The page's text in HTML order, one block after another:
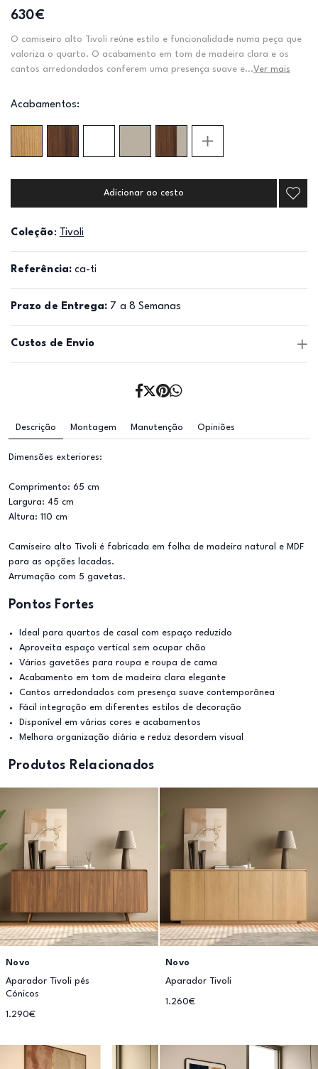
630€
O camiseiro alto Tivoli reúne estilo e funcionalidade numa peça que
valoriza o quarto. O acabamento em tom de madeira clara e os
cantos arredondados conferem uma presença suave e...Ver mais
Acabamentos:
Adicionar ao cesto
Coleção: Tivoli
Referência: ca-ti
Prazo de Entrega: 7 a 8 Semanas
Custos de Envio
Descrição Montagem Manutenção Opiniões
Dimensões exteriores:
Comprimento: 65 cm
Largura: 45 cm
Altura: 110 cm
Camiseiro alto Tivoli é fabricada em folha de madeira natural e MDF
para as opções lacadas.
Arrumação com 5 gavetas.
Pontos Fortes
Ideal para quartos de casal com espaço reduzido
Aproveita espaço vertical sem ocupar chão
Vários gavetões para roupa e roupa de cama
Acabamento em tom de madeira clara elegante
Cantos arredondados com presença suave contemporânea
Fácil integração em diferentes estilos de decoração
Disponível em várias cores e acabamentos
Melhora organização diária e reduz desordem visual
Produtos Relacionados
Novo
Aparador Tivoli pés
Cónicos
1.290€
Novo
Aparador Tivoli
1.260€